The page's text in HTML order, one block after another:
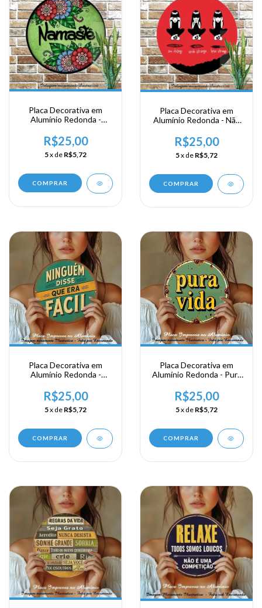
Placa Decorativa em
Alumínio Redonda -
R$25,00
5x de R$5,72
COMPRAR
Placa Decorativa em
Alumínio Redonda - Não
R$25,00
5x de R$5,72
COMPRAR
Placa Decorativa em
Alumínio Redonda -
Facil
R$25,00
5x de R$5,72
COMPRAR
Placa Decorativa em
Alumínio Redonda - Pura
R$25,00
5x de R$5,72
COMPRAR